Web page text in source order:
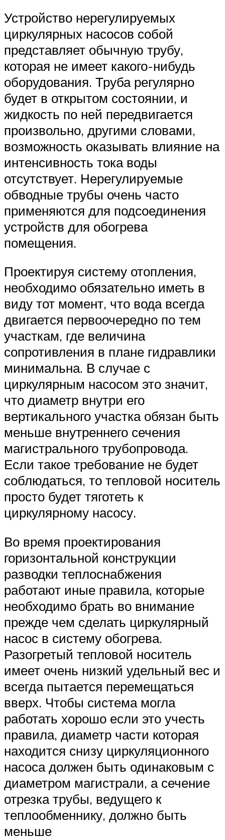
Устройство нерегулируемых
циркулярных насосов собой
представляет обычную трубу,
которая не имеет какого-нибудь
оборудования. Труба регулярно
будет в открытом состоянии, и
жидкость по ней передвигается
произвольно, другими словами,
возможность оказывать влияние на
интенсивность тока воды
отсутствует. Нерегулируемые
обводные трубы очень часто
применяются для подсоединения
устройств для обогрева
помещения.
Проектируя систему отопления,
необходимо обязательно иметь в
виду тот момент, что вода всегда
двигается первоочередно по тем
участкам, где величина
сопротивления в плане гидравлики
минимальна. В случае с
циркулярным насосом это значит,
что диаметр внутри его
вертикального участка обязан быть
меньше внутреннего сечения
магистрального трубопровода.
Если такое требование не будет
соблюдаться, то тепловой носитель
просто будет тяготеть к
циркулярному насосу.
Во время проектирования
горизонтальной конструкции
разводки теплоснабжения
работают иные правила, которые
необходимо брать во внимание
прежде чем сделать циркулярный
насос в систему обогрева.
Разогретый тепловой носитель
имеет очень низкий удельный вес и
всегда пытается перемещаться
вверх. Чтобы система могла
работать хорошо если это учесть
правила, диаметр части которая
находится снизу циркуляционного
насоса должен быть одинаковым с
диаметром магистрали, а сечение
отрезка трубы, ведущего к
теплообменнику, должно быть
меньше